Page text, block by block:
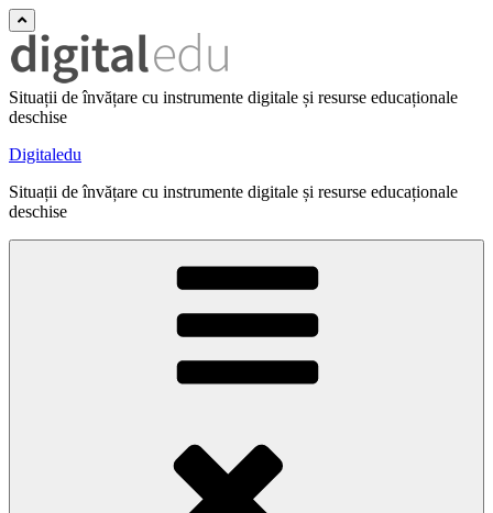
Situații de învățare cu instrumente digitale și resurse educaționale
deschise
Digitaledu
Situații de învățare cu instrumente digitale și resurse educaționale
deschise